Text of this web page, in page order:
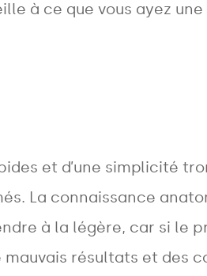
à ce que vous ayez
et d’une simplicité
La connaissance
à la légère, car si le
mauvais résultats et des